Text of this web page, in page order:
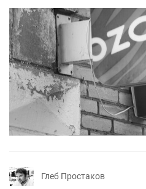
Глеб Простаков